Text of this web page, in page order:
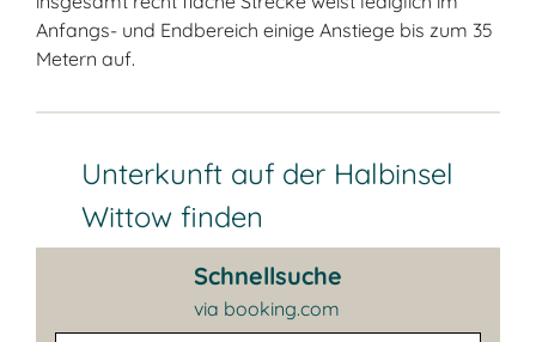
Anfangs- und Endbereich einige Anstiege bis zum 35
Metern auf.
Unterkunft auf der Halbinsel
Wittow finden
Schnellsuche
via booking.com